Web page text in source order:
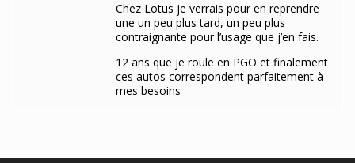
Chez Lotus je verrais pour en reprendre
une un peu plus tard, un peu plus
contraignante pour l’usage que j’en fais.
12 ans que je roule en PGO et finalement
ces autos correspondent parfaitement à
mes besoins